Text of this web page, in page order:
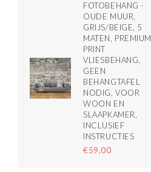
FOTOBEHANG -
OUDE MUUR,
GRIJS/BEIGE, 5
MATEN, PREMIUM
PRINT
VLIESBEHANG,
GEEN
BEHANGTAFEL
NODIG, VOOR
WOON EN
SLAAPKAMER,
INCLUSIEF
INSTRUCTIES
€59,00